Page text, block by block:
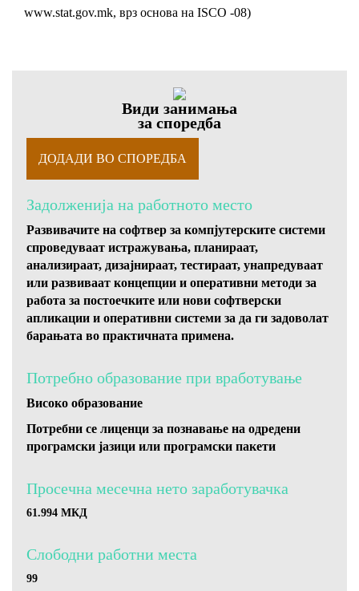
www.stat.gov.mk, врз основа на ISCO -08)
Види занимања
за споредба
Задолженија на работното место
Развивачите на софтвер за компјутерските системи
спроведуваат истражувања, планираат,
анализираат, дизајнираат, тестираат, унапредуваат
или развиваат концепции и оперативни методи за
работа за постоечките или нови софтверски
апликации и оперативни системи за да ги задоволат
барањата во практичната примена.
Потребно образование при вработување
Високо образование
Потребни се лиценци за познавање на одредени
програмски јазици или програмски пакети
Просечна месечна нето заработувачка
61.994 МКД
Слободни работни местa
99